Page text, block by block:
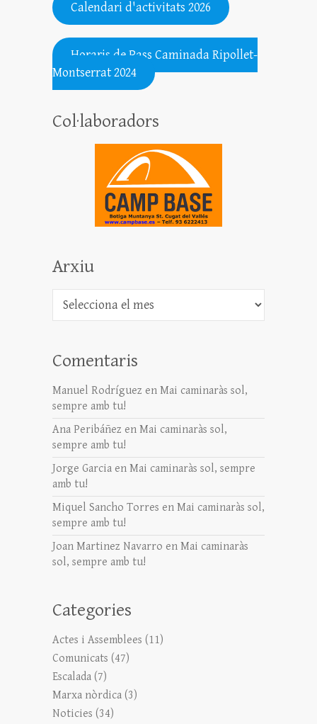
Calendari d'activitats 2026
.......................................................
Horaris de Pass Caminada Ripollet-
Montserrat 2024
Col·laboradors
Arxiu
Arxiu
Comentaris
Manuel Rodríguez en Mai caminaràs sol,
sempre amb tu!
Ana Peribáñez en Mai caminaràs sol,
sempre amb tu!
Jorge Garcia en Mai caminaràs sol, sempre
amb tu!
Miquel Sancho Torres en Mai caminaràs sol,
sempre amb tu!
Joan Martinez Navarro en Mai caminaràs
sol, sempre amb tu!
Categories
Actes i Assemblees (11)
Comunicats (47)
Escalada (7)
Marxa nòrdica (3)
Noticies (34)